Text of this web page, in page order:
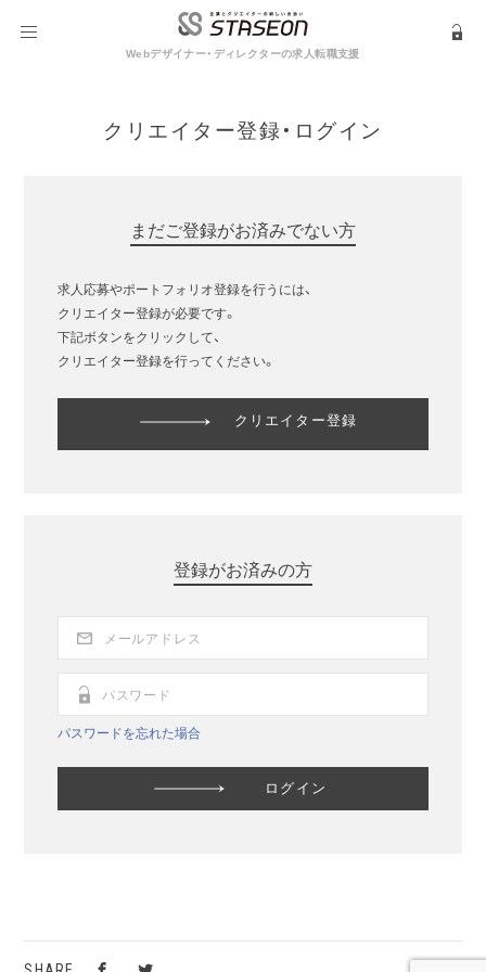
Webデザイナー・ディレクターの求人転職支援
クリエイター登録・ログイン
まだご登録がお済みでない方
求人応募やポートフォリオ登録を行うには、
クリエイター登録が必要です。
下記ボタンをクリックして、
クリエイター登録を行ってください。
クリエイター登録
登録がお済みの方
パスワードを忘れた場合